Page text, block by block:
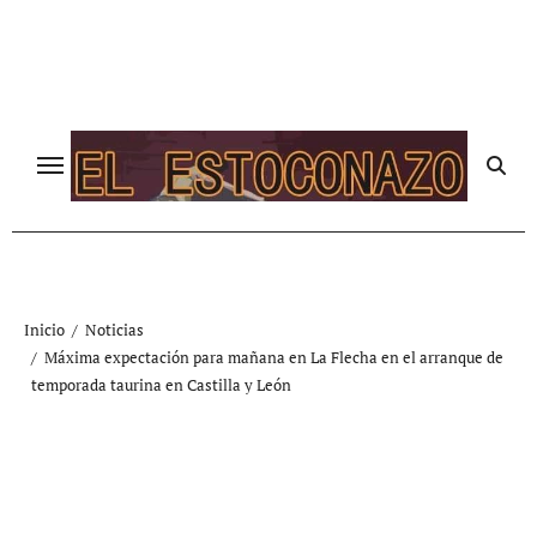
Inicio
Noticias
Máxima expectación para mañana en La Flecha en el arranque de
temporada taurina en Castilla y León